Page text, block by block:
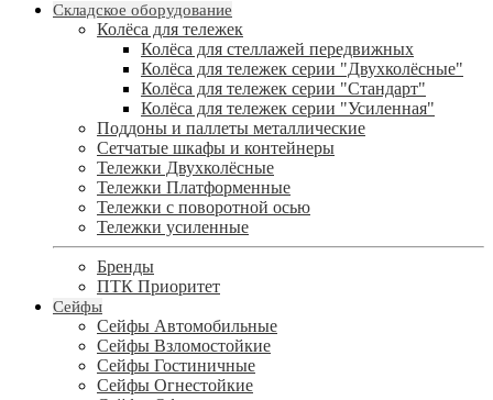
Складское оборудование
Колёса для тележек
Колёса для стеллажей передвижных
Колёса для тележек серии "Двухколёсные"
Колёса для тележек серии "Стандарт"
Колёса для тележек серии "Усиленная"
Поддоны и паллеты металлические
Сетчатые шкафы и контейнеры
Тележки Двухколёсные
Тележки Платформенные
Тележки с поворотной осью
Тележки усиленные
Бренды
ПТК Приоритет
Сейфы
Сейфы Автомобильные
Сейфы Взломостойкие
Сейфы Гостиничные
Сейфы Огнестойкие